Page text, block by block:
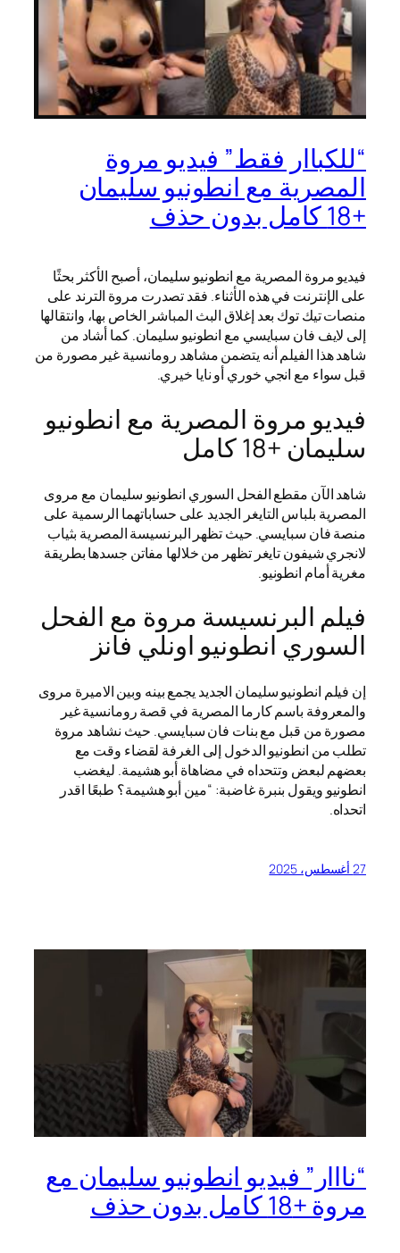
“للكباار فقط” فيديو مروة
المصرية مع انطونيو سليمان
+18 كامل بدون حذف
فيديو مروة المصرية مع انطونيو سليمان، أصبح الأكثر بحثًا
على الإنترنت في هذه الأثناء. فقد تصدرت مروة الترند على
منصات تيك توك بعد إغلاق البث المباشر الخاص بها، وانتقالها
إلى لايف فان سبايسي مع انطونيو سليمان. كما أشاد من
شاهد هذا الفيلم أنه يتضمن مشاهد رومانسية غير مصورة من
قبل سواء مع انجي خوري أو نايا خيري.
فيديو مروة المصرية مع انطونيو
سليمان +18 كامل
شاهد الآن مقطع الفحل السوري انطونيو سليمان مع مروى
المصرية بلباس التايغر الجديد على حساباتهما الرسمية على
منصة فان سبايسي. حيث تظهر البرنسيسة المصرية بثياب
لانجري شيفون تايغر تظهر من خلالها مفاتن جسدها بطريقة
مغرية أمام انطونيو.
فيلم البرنسيسة مروة مع الفحل
السوري انطونيو اونلي فانز
إن فيلم انطونيو سليمان الجديد يجمع بينه وبين الاميرة مروى
والمعروفة باسم كارما المصرية في قصة رومانسية غير
مصورة من قبل مع بنات فان سبايسي. حيث نشاهد مروة
تطلب من انطونيو الدخول إلى الغرفة لقضاء وقت مع
بعضهم لبعض وتتحداه في مضاهاة أبو هشيمة. ليغضب
انطونيو ويقول بنبرة غاضبة: “مين أبو هشيمة؟ طبعًا اقدر
اتحداه.
27 أغسطس، 2025
“نااار” فيديو انطونيو سليمان مع
مروة +18 كامل بدون حذف